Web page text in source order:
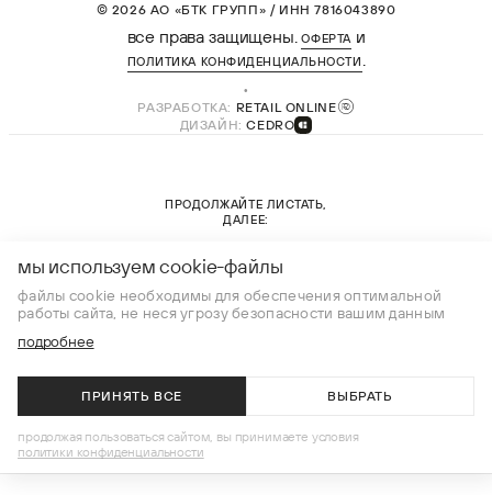
В КОРЗИНУ
© 2026 АО «БТК ГРУПП» / ИНН 7816043890
все права защищены.ОФЕРТАи
ПОЛИТИКА КОНФИДЕНЦИАЛЬНОСТИ .
РАЗРАБОТКА: RETAIL ONLINE
ДИЗАЙН:CEDRO
ПРОДОЛЖАЙТЕ ЛИСТАТЬ,
ДАЛЕЕ:
новая коллекция
мы используем cookie-файлы
файлы cookie необходимы для обеспечения оптимальной
работы сайта, не неся угрозу безопасности вашим данным
подробнее
ПРИНЯТЬ ВСЕ ВЫБРАТЬ
продолжая пользоваться сайтом, вы принимаете условия
политики конфиденциальности